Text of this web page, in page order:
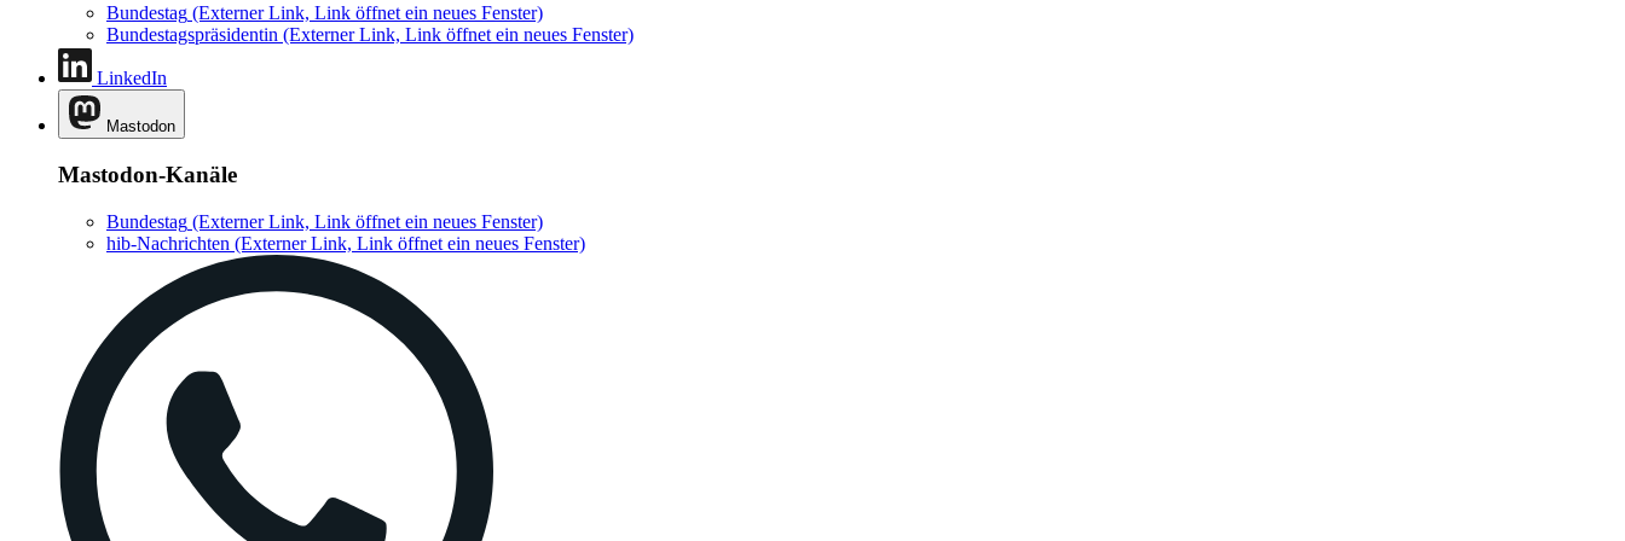
Bundestag (Externer Link, Link öffnet ein neues Fenster)
Bundestagspräsidentin (Externer Link, Link öffnet ein neues Fenster)
LinkedIn
Mastodon
Mastodon-Kanäle
Bundestag (Externer Link, Link öffnet ein neues Fenster)
hib-Nachrichten (Externer Link, Link öffnet ein neues Fenster)